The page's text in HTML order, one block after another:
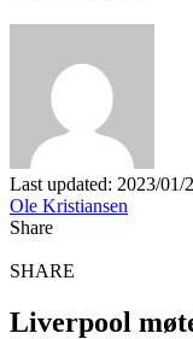
Last updated: 2023/01/
Ole Kristiansen
Share
SHARE
Liverpool